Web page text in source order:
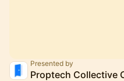
Presented by
Proptech Collective